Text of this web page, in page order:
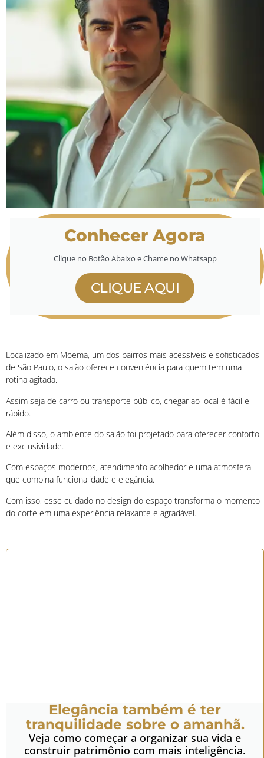
Conhecer Agora
Clique no Botão Abaixo e Chame no Whatsapp
CLIQUE AQUI
Localizado em Moema, um dos bairros mais acessíveis e sofisticados
de São Paulo, o salão oferece conveniência para quem tem uma
rotina agitada.
Assim seja de carro ou transporte público, chegar ao local é fácil e
rápido.
Além disso, o ambiente do salão foi projetado para oferecer conforto
e exclusividade.
Com espaços modernos, atendimento acolhedor e uma atmosfera
que combina funcionalidade e elegância.
Com isso, esse cuidado no design do espaço transforma o momento
do corte em uma experiência relaxante e agradável.
Elegância também é ter
tranquilidade sobre o amanhã.
Veja como começar a organizar sua vida e
construir patrimônio com mais inteligência.